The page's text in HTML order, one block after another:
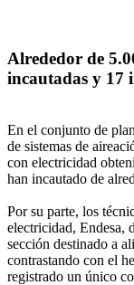
Alrededor de
incautadas y 17
En el conjunto de
de sistemas de
con electricidad
han incautado de
Por su parte, los
electricidad, Endesa,
sección destinado a
contrastando con el
registrado un único